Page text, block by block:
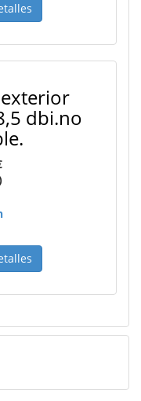
dbi.no